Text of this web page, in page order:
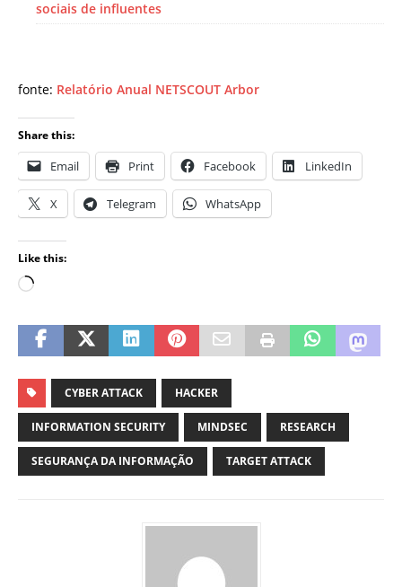
sociais de influentes
fonte: Relatório Anual NETSCOUT Arbor
Share this:
Email Print Facebook LinkedIn
X Telegram WhatsApp
Like this:
CYBER ATTACK HACKER
INFORMATION SECURITY MINDSEC RESEARCH
SEGURANÇA DA INFORMAÇÃO TARGET ATTACK